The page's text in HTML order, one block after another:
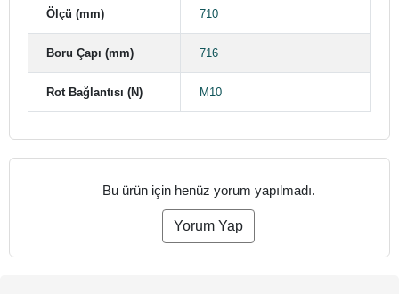
Ölçü (mm) 710
Boru Çapı (mm) 716
Rot Bağlantısı (N) M10
Bu ürün için henüz yorum yapılmadı.
Yorum Yap